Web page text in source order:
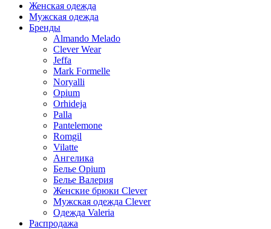
Женская одежда
Мужская одежда
Бренды
Almando Melado
Clever Wear
Jeffa
Mark Formelle
Noryalli
Opium
Orhideja
Palla
Pantelemone
Romgil
Vilatte
Ангелика
Белье Opium
Белье Валерия
Женские брюки Clever
Мужская одежда Clever
Одежда Valeria
Распродажа